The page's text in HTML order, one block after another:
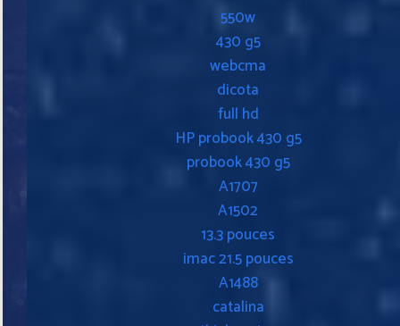
550w
430 g5
webcma
dicota
full hd
HP probook 430 g5
probook 430 g5
A1707
A1502
13.3 pouces
imac 21.5 pouces
A1488
catalina